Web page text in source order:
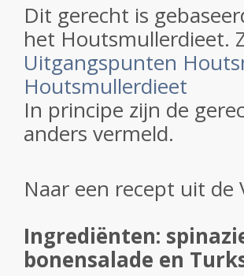
Dit gerecht is
het Houtsmullerdieet.
Uitgangspunten
Houtsmullerdieet
In principe zijn de
anders vermeld.
Naar een recept uit de
Ingrediënten:
bonensalade en